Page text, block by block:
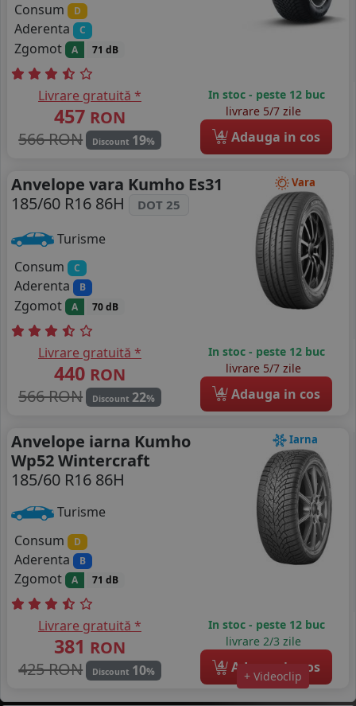
Consum
D
Aderenta C
Zgomot A 71 dB
Livrare gratuită *
457 RON
566 RON
Discount 19%
In stoc - peste 12 buc
livrare 5/7 zile
4 Adauga in cos
Vara
Anvelope vara Kumho Es31
185/60 R16 86H
DOT 25
Turisme
Consum
C
Aderenta B
Zgomot A 70 dB
Livrare gratuită *
440 RON
566 RON
Discount 22%
In stoc - peste 12 buc
livrare 5/7 zile
4 Adauga in cos
Iarna
+ Videoclip
Anvelope iarna Kumho
Wp52 Wintercraft
185/60 R16 86H
Turisme
Consum
D
Aderenta B
Zgomot A 71 dB
Livrare gratuită *
381 RON
425 RON
Discount 10%
In stoc - peste 12 buc
livrare 2/3 zile
4 Adauga in cos